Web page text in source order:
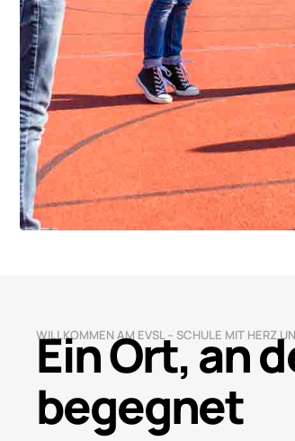
WILLKOMMEN AM EVSL – SCHULE MIT HERZ
Ein Ort, an
begegnet